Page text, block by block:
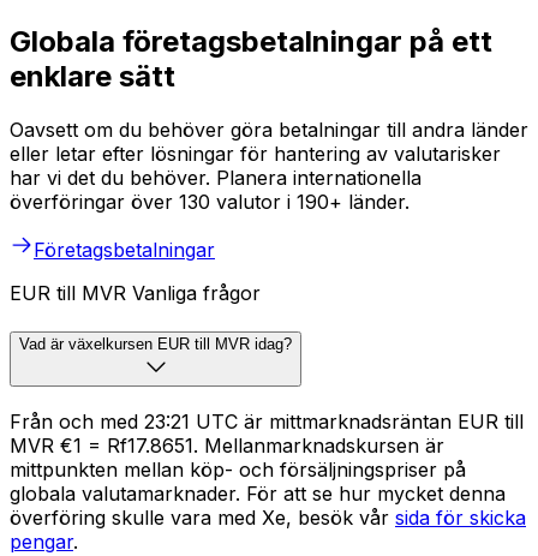
Globala företagsbetalningar på ett
enklare sätt
Oavsett om du behöver göra betalningar till andra länder
eller letar efter lösningar för hantering av valutarisker
har vi det du behöver. Planera internationella
överföringar över 130 valutor i 190+ länder.
Företagsbetalningar
EUR till MVR Vanliga frågor
Vad är växelkursen EUR till MVR idag?
Från och med 23:21 UTC är mittmarknadsräntan EUR till
MVR €1 = Rf17.8651. Mellanmarknadskursen är
mittpunkten mellan köp- och försäljningspriser på
globala valutamarknader. För att se hur mycket denna
överföring skulle vara med Xe, besök vår sida för skicka
pengar.